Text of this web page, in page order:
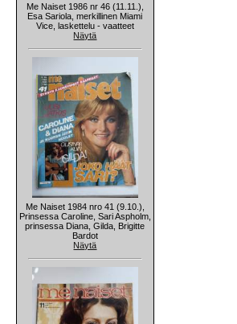
Me Naiset 1986 nr 46 (11.11.),
Esa Sariola, merkillinen Miami
Vice, laskettelu - vaatteet
Näytä
Me Naiset 1984 nro 41 (9.10.),
Prinsessa Caroline, Sari Aspholm,
prinsessa Diana, Gilda, Brigitte
Bardot
Näytä